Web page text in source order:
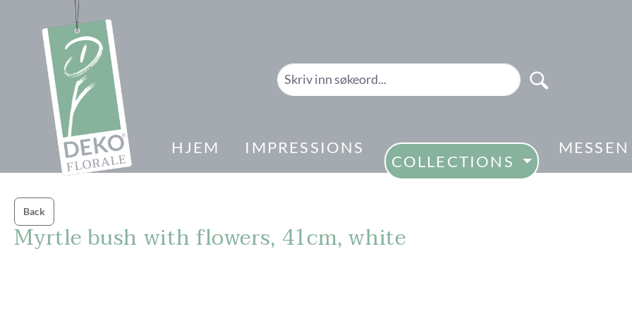
Gå til hovednavigasjon
HJEM IMPRESSIONS
COLLECTIONS
MESSEN
Back
Myrtle bush with flowers, 41cm, white